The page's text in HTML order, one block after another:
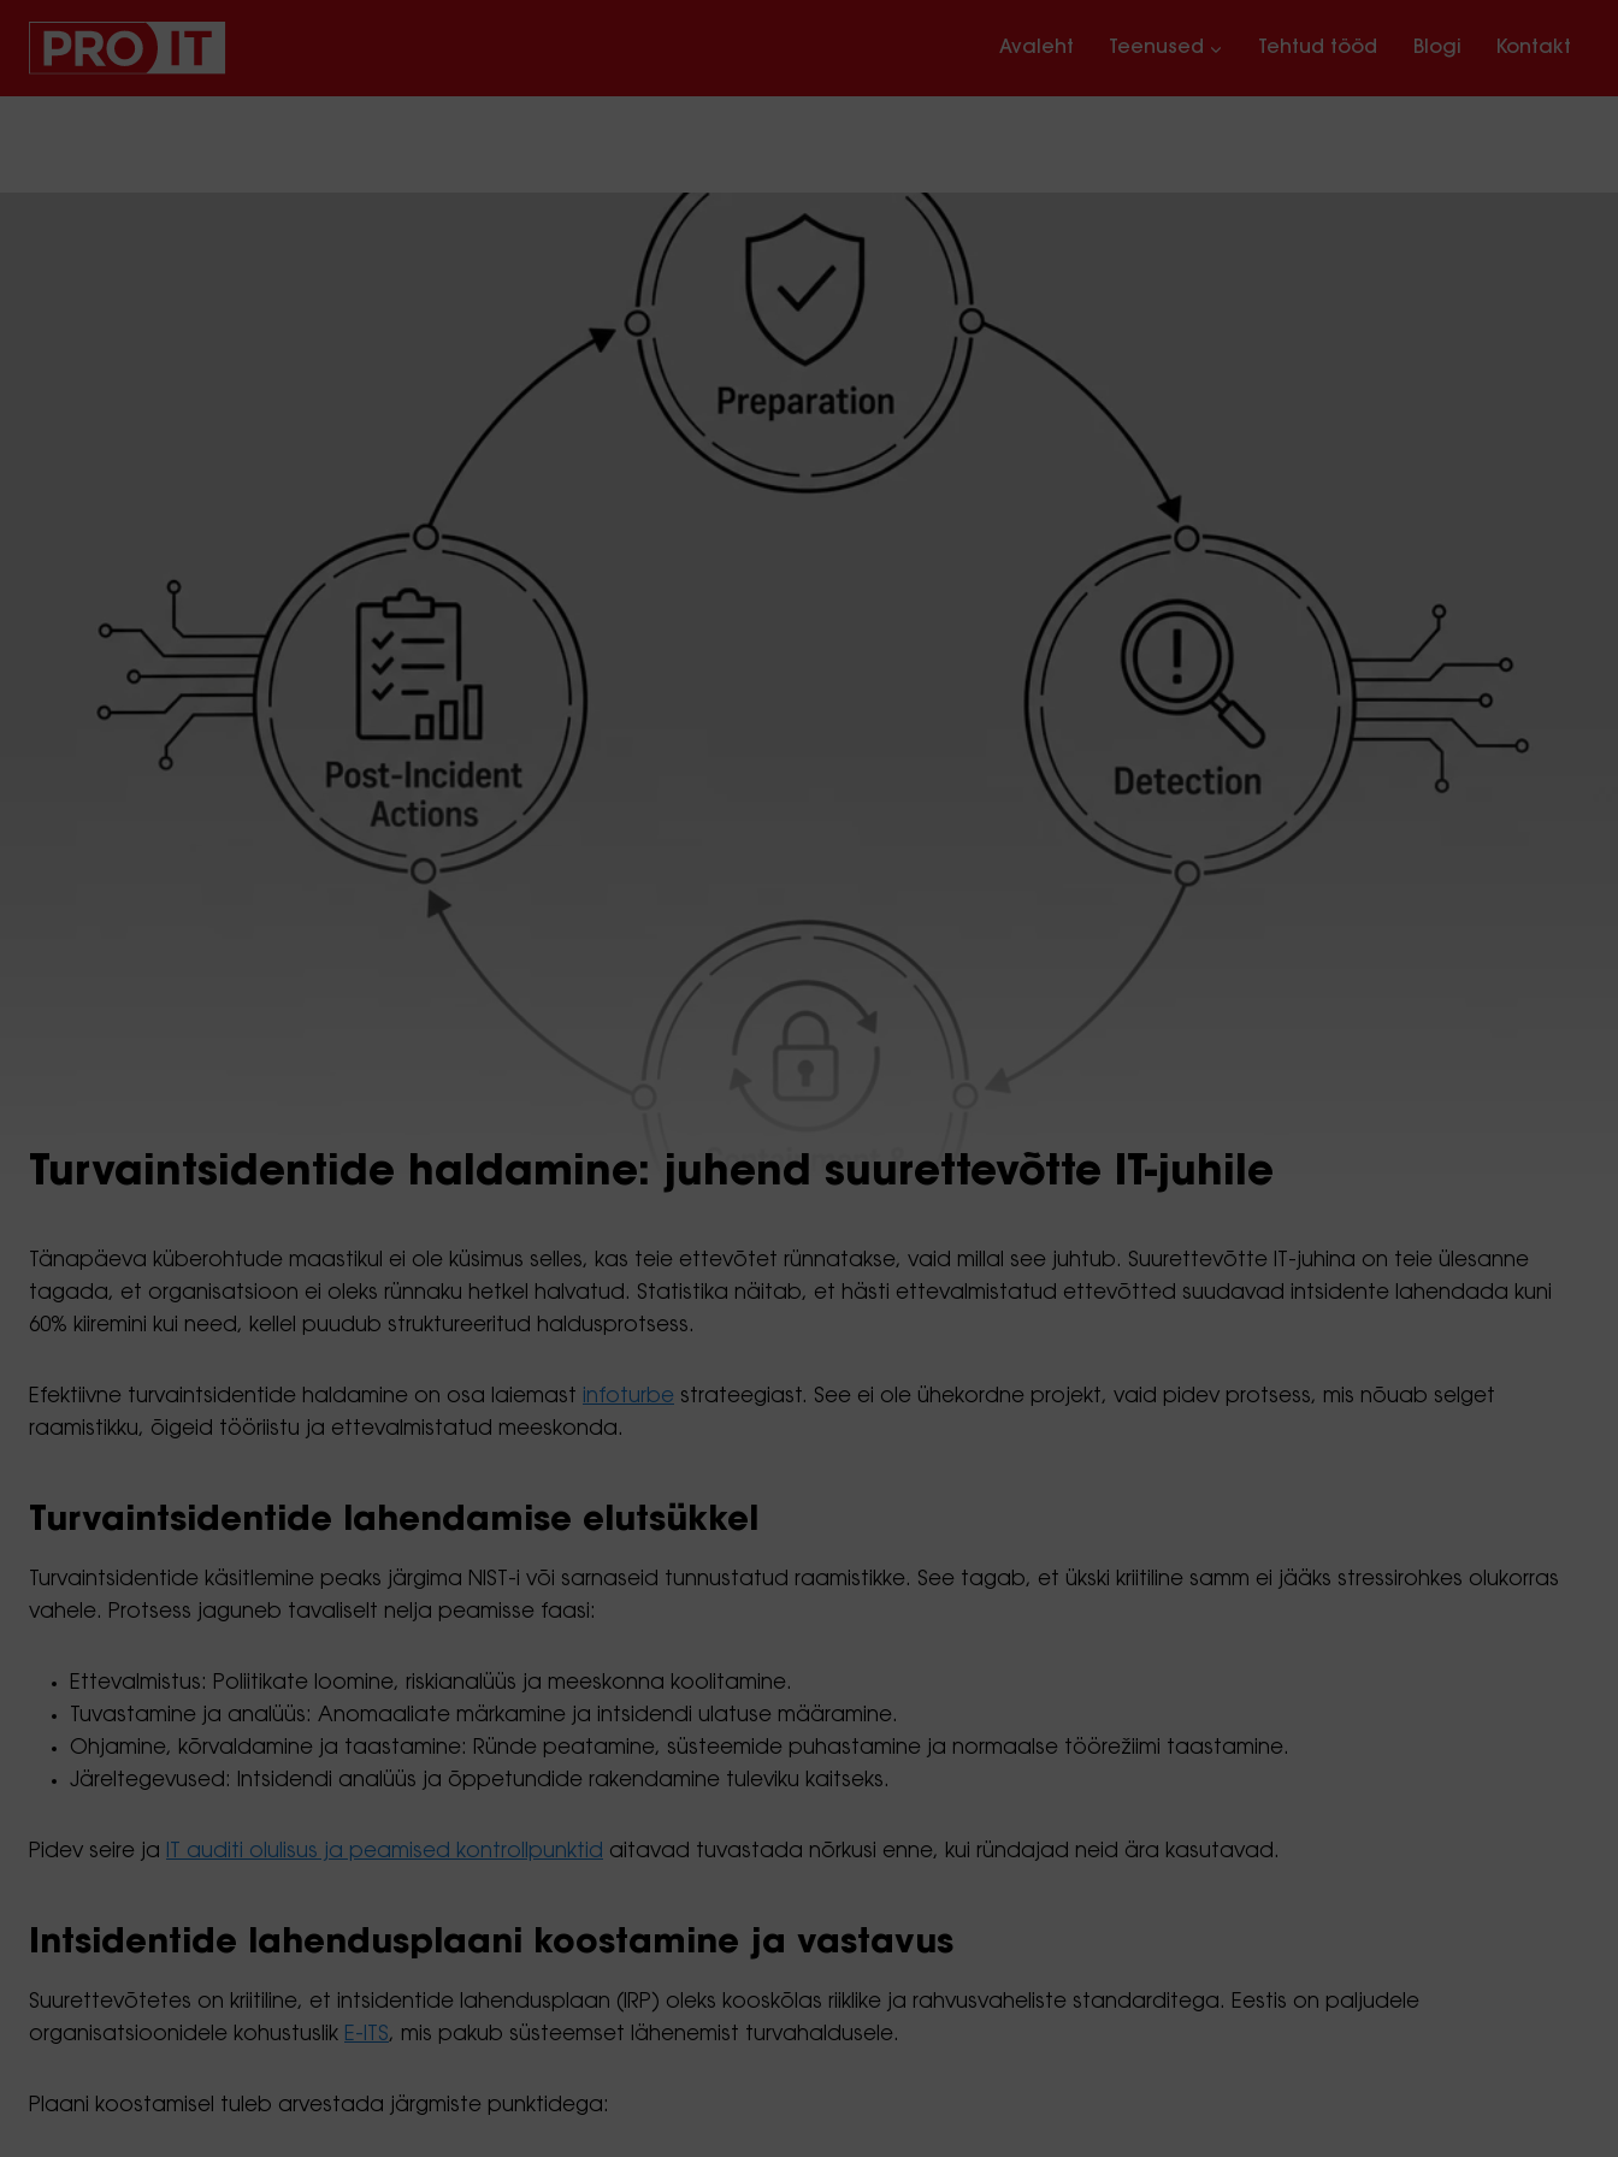
Avaleht Teenused Tehtud tööd Blogi Kontakt
Turvaintsidentide haldamine: juhend suurettevõtte IT-juhile
Tänapäeva küberohtude maastikul ei ole küsimus selles, kas teie ettevõtet rünnatakse, vaid millal see juhtub. Suurettevõtte IT-juhina on teie ülesanne
tagada, et organisatsioon ei oleks rünnaku hetkel halvatud. Statistika näitab, et hästi ettevalmistatud ettevõtted suudavad intsidente lahendada kuni
60% kiiremini kui need, kellel puudub struktureeritud haldusprotsess.
Efektiivne turvaintsidentide haldamine on osa laiemast infoturbe strateegiast. See ei ole ühekordne projekt, vaid pidev protsess, mis nõuab selget
raamistikku, õigeid tööriistu ja ettevalmistatud meeskonda.
Turvaintsidentide lahendamise elutsükkel
Turvaintsidentide käsitlemine peaks järgima NIST-i või sarnaseid tunnustatud raamistikke. See tagab, et ükski kriitiline samm ei jääks stressirohkes olukorras
vahele. Protsess jaguneb tavaliselt nelja peamisse faasi:
Ettevalmistus: Poliitikate loomine, riskianalüüs ja meeskonna koolitamine.
Tuvastamine ja analüüs: Anomaaliate märkamine ja intsidendi ulatuse määramine.
Ohjamine, kõrvaldamine ja taastamine: Ründe peatamine, süsteemide puhastamine ja normaalse töörežiimi taastamine.
Järeltegevused: Intsidendi analüüs ja õppetundide rakendamine tuleviku kaitseks.
Pidev seire ja IT auditi olulisus ja peamised kontrollpunktid aitavad tuvastada nõrkusi enne, kui ründajad neid ära kasutavad.
Intsidentide lahendusplaani koostamine ja vastavus
Suurettevõtetes on kriitiline, et intsidentide lahendusplaan (IRP) oleks kooskõlas riiklike ja rahvusvaheliste standarditega. Eestis on paljudele
organisatsioonidele kohustuslik E-ITS, mis pakub süsteemset lähenemist turvahaldusele.
Plaani koostamisel tuleb arvestada järgmiste punktidega: